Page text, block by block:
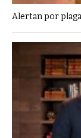
Alertan por